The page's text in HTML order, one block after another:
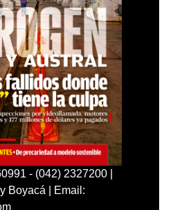
- (042) 2327200 |
Boyacá | Email: